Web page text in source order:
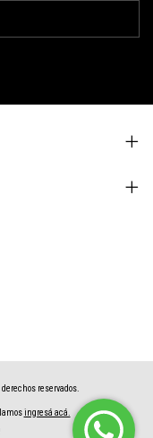
reservados.
ingresá acá.